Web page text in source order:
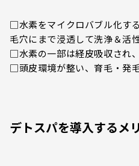
□水素をマイクロバブル化す
毛穴にまで浸透して洗浄＆活
□水素の一部は経皮吸収され
□頭皮環境が整い、育毛・発
デトスパを導入するメ